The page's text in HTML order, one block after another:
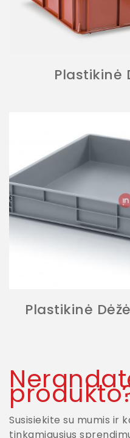
Plastikinė
Plastikinė
Susisiekite su mumis ir
tinkamiausius